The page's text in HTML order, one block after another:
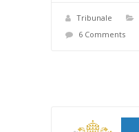
Tribunale
6 Comments